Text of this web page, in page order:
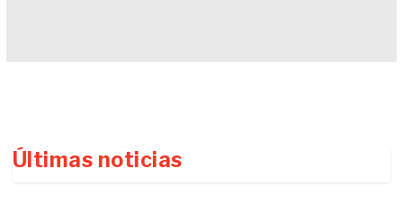
Últimas noticias